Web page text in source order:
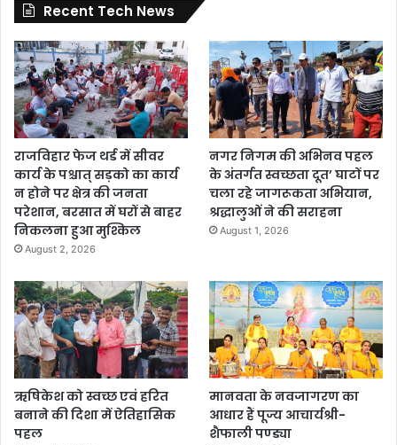
Recent Tech News
राजविहार फेज थर्ड में सीवर
कार्य के पश्चात् सड़को का कार्य
न होने पर क्षेत्र की जनता
परेशान, बरसात में घरों से बाहर
निकलना हुआ मुश्किल
August 2, 2026
नगर निगम की अभिनव पहल
के अंतर्गत स्वच्छता दूत’ घाटों पर
चला रहे जागरूकता अभियान,
श्रद्धालुओं ने की सराहना
August 1, 2026
ऋषिकेश को स्वच्छ एवं हरित
बनाने की दिशा में ऐतिहासिक
पहल
मानवता के नवजागरण का
आधार हैं पूज्य आचार्यश्री-
शैफाली पण्ड्या